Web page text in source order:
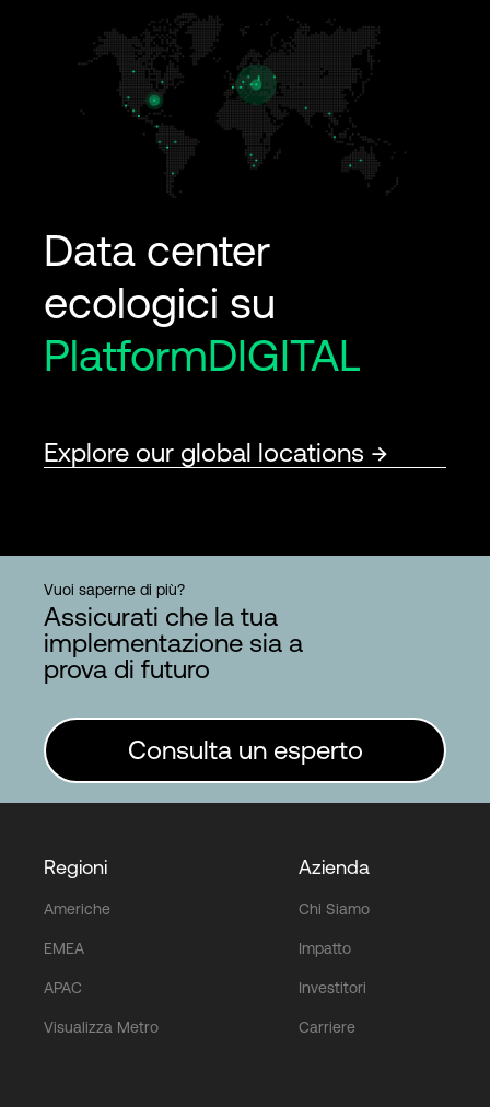
Data center
ecologici su
PlatformDIGITAL
Explore our global locations
Vuoi saperne di più?
Assicurati che la tua
implementazione sia a
prova di futuro
Consulta un esperto
Regioni
Americhe
EMEA
APAC
Visualizza Metro
Azienda
Chi Siamo
Impatto
Investitori
Carriere